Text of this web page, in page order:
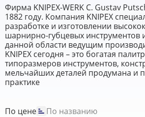
Фирма KNIPEX-WERK C. Gustav
1882 году. Компания KNIPEX
разработке и изготовлении
шарнирно-губцевых инструментов
данной области ведущим
KNIPEX cегодня – это богатая
типоразмеров инструментов,
мельчайших деталей продумана и
практике
По цене
По названию